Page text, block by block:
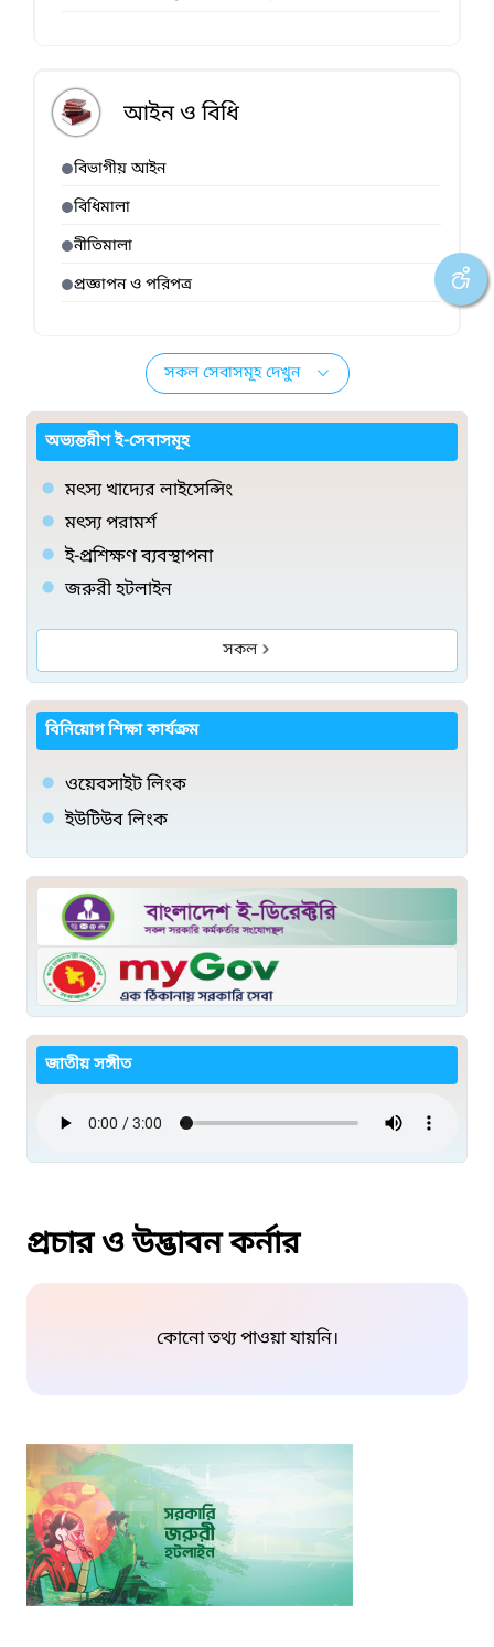
আইন ও বিধি
বিভাগীয় আইন
বিধিমালা
নীতিমালা
প্রজ্ঞাপন ও পরিপত্র
সকল সেবাসমূহ দেখুন
অভ্যন্তরীণ ই-সেবাসমূহ
মৎস্য খাদ্যের লাইসেন্সিং
মৎস্য পরামর্শ
ই-প্রশিক্ষণ ব্যবস্থাপনা
জরুরী হটলাইন
সকল
বিনিয়োগ শিক্ষা কার্যক্রম
ওয়েবসাইট লিংক
ইউটিউব লিংক
জাতীয় সঙ্গীত
প্রচার ও উদ্ভাবন কর্নার
কোনো তথ্য পাওয়া যায়নি।